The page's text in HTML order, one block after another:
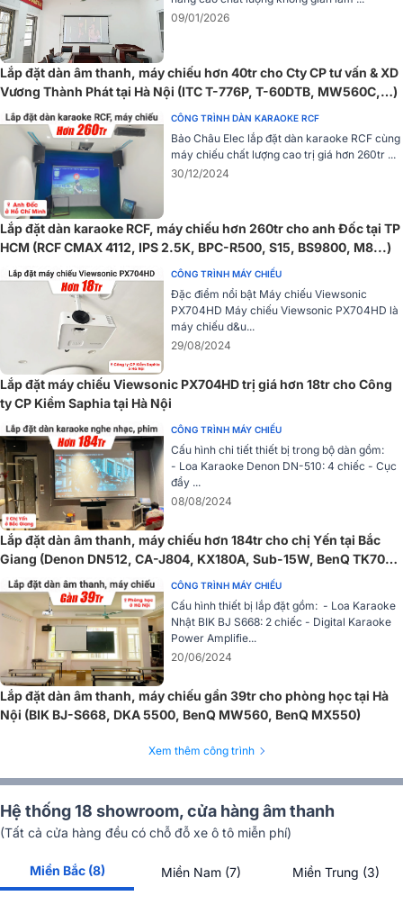
Công suất chế độ chờ
Công suất tiêu thụ tối
thiểu
189.75W
Công suất tiêu thụ tối
345W
Kích thước sản phẩm
Trọng lượng 9.3 kg
chuyển
12 kg
Với kích thước 498.1 x 331.1 x 171 mm cùng trọng lượng khoảng 9,3
kg, máy đạt sự cân bằng tốt giữa hiệu năng trình chiếu cao cấp và
tính linh hoạt trong lắp đặt.
Phần thân máy được tối ưu để đảm bảo khả năng tản nhiệt ổn định
nhưng vẫn duy trì tính thẩm mỹ gọn gàng khi đặt trần hoặc đặt kệ.
ảnh linh hoạt, cho phép người dùng dễ dàng thay đổi vị trí chiếu để
phù hợp với từng không gian cụ thể mà không cần thi công quá
phức tạp.
09/01/2026
Lắp đặt dàn âm thanh, máy chiếu hơn 40tr cho Cty CP tư vấn & XD
Vương Thành Phát tại Hà Nội (ITC T-776P, T-60DTB, MW560C,…)
CÔNG TRÌNH DÀN KARAOKE RCF
Bảo Châu Elec lắp đặt dàn karaoke RCF cùng
máy chiếu chất lượng cao trị giá hơn 260tr ...
30/12/2024
Lắp đặt dàn karaoke RCF, máy chiếu hơn 260tr cho anh Đốc tại TP
HCM (RCF CMAX 4112, IPS 2.5K, BPC-R500, S15, BS9800, M8...)
CÔNG TRÌNH MÁY CHIẾU
Đặc điểm nổi bật Máy chiếu Viewsonic
PX704HD Máy chiếu Viewsonic PX704HD là
máy chiếu d&u...
29/08/2024
Lắp đặt máy chiếu Viewsonic PX704HD trị giá hơn 18tr cho Công
ty CP Kiềm Saphia tại Hà Nội
CÔNG TRÌNH MÁY CHIẾU
Cấu hình chi tiết thiết bị trong bộ dàn gồm:
- Loa Karaoke Denon DN-510: 4 chiếc - Cục
đẩy ...
08/08/2024
Lắp đặt dàn âm thanh, máy chiếu hơn 184tr cho chị Yến tại Bắc
Giang (Denon DN512, CA-J804, KX180A, Sub-15W, BenQ TK700,
…)
CÔNG TRÌNH MÁY CHIẾU
Cấu hình thiết bị lắp đặt gồm: - Loa Karaoke
Nhật BIK BJ S668: 2 chiếc - Digital Karaoke
Power Amplifie...
20/06/2024
Lắp đặt dàn âm thanh, máy chiếu gần 39tr cho phòng học tại Hà
Nội (BIK BJ-S668, DKA 5500, BenQ MW560, BenQ MX550)
Xem thêm công trình
Hệ thống 18 showroom, cửa hàng âm thanh
(Tất cả cửa hàng đều có chỗ đỗ xe ô tô miễn phí)
Miền Bắc (8) Miền Nam (7) Miền Trung (3)